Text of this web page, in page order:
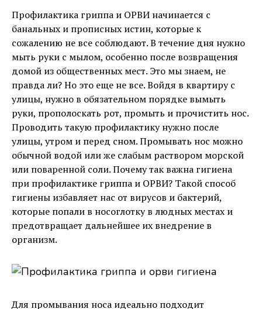
Профилактика гриппа и ОРВИ начинается с
банальных и прописных истин, которые к
сожалению не все соблюдают. В течение дня нужно
мыть руки с мылом, особенно после возвращения
домой из общественных мест. Это мы знаем, не
правда ли? Но это еще не все. Войдя в квартиру с
улицы, нужно в обязательном порядке вымыть
руки, прополоскать рот, промыть и прочистить нос.
Проводить такую профилактику нужно после
улицы, утром и перед сном. Промывать нос можно
обычной водой или же слабым раствором морской
или поваренной соли. Почему так важна гигиена
при профилактике гриппа и ОРВИ? Такой способ
гигиены избавляет нас от вирусов и бактерий,
которые попали в носоглотку в людных местах и
предотвращает дальнейшее их внедрение в
организм.
Для промывания носа идеально подходит